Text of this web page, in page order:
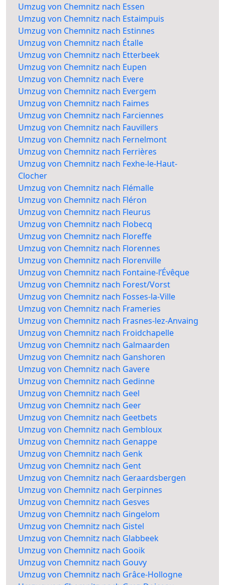
Umzug von Chemnitz nach Essen
Umzug von Chemnitz nach Estaimpuis
Umzug von Chemnitz nach Estinnes
Umzug von Chemnitz nach Étalle
Umzug von Chemnitz nach Etterbeek
Umzug von Chemnitz nach Eupen
Umzug von Chemnitz nach Evere
Umzug von Chemnitz nach Evergem
Umzug von Chemnitz nach Faimes
Umzug von Chemnitz nach Farciennes
Umzug von Chemnitz nach Fauvillers
Umzug von Chemnitz nach Fernelmont
Umzug von Chemnitz nach Ferrières
Umzug von Chemnitz nach Fexhe-le-Haut-
Clocher
Umzug von Chemnitz nach Flémalle
Umzug von Chemnitz nach Fléron
Umzug von Chemnitz nach Fleurus
Umzug von Chemnitz nach Flobecq
Umzug von Chemnitz nach Floreffe
Umzug von Chemnitz nach Florennes
Umzug von Chemnitz nach Florenville
Umzug von Chemnitz nach Fontaine-l’Évêque
Umzug von Chemnitz nach Forest/Vorst
Umzug von Chemnitz nach Fosses-la-Ville
Umzug von Chemnitz nach Frameries
Umzug von Chemnitz nach Frasnes-lez-Anvaing
Umzug von Chemnitz nach Froidchapelle
Umzug von Chemnitz nach Galmaarden
Umzug von Chemnitz nach Ganshoren
Umzug von Chemnitz nach Gavere
Umzug von Chemnitz nach Gedinne
Umzug von Chemnitz nach Geel
Umzug von Chemnitz nach Geer
Umzug von Chemnitz nach Geetbets
Umzug von Chemnitz nach Gembloux
Umzug von Chemnitz nach Genappe
Umzug von Chemnitz nach Genk
Umzug von Chemnitz nach Gent
Umzug von Chemnitz nach Geraardsbergen
Umzug von Chemnitz nach Gerpinnes
Umzug von Chemnitz nach Gesves
Umzug von Chemnitz nach Gingelom
Umzug von Chemnitz nach Gistel
Umzug von Chemnitz nach Glabbeek
Umzug von Chemnitz nach Gooik
Umzug von Chemnitz nach Gouvy
Umzug von Chemnitz nach Grâce-Hollogne